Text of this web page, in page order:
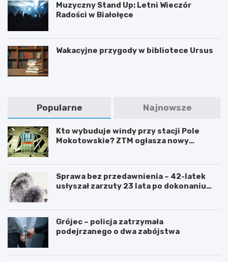
Muzyczny Stand Up: Letni Wieczór
Radości w Białołęce
Wakacyjne przygody w bibliotece Ursus
Popularne Najnowsze
Kto wybuduje windy przy stacji Pole
Mokotowskie? ZTM ogłasza nowy
Sprawa bez przedawnienia – 42-latek
usłyszał zarzuty 23 lata po dokonaniu
Grójec – policja zatrzymała
podejrzanego o dwa zabójstwa